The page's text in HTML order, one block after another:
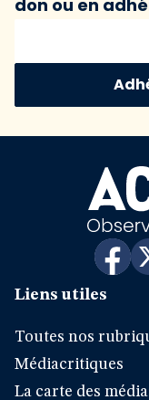
don ou en
Liens utiles
Toutes nos
Médiacritiques
La carte des